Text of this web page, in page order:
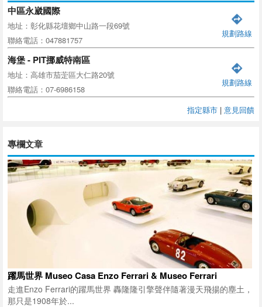
中區永崴國際
地址：彰化縣花壇鄉中山路一段69號
聯絡電話：047881757
規劃路線
海堡 - PIT挪威特南區
地址：高雄市茄萣區大仁路20號
聯絡電話：07-6986158
規劃路線
指定縣市 | 意見回饋
專欄文章
躍馬世界 Museo Casa Enzo Ferrari & Museo Ferrari
走進Enzo Ferrari的躍馬世界 轟隆隆引擎聲伴隨著漫天飛揚的塵土，
那只是1908年於...